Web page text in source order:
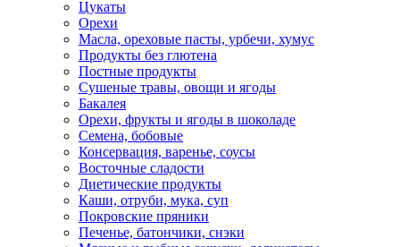
Цукаты
Орехи
Масла, ореховые пасты, урбечи, хумус
Продукты без глютена
Постные продукты
Сушеные травы, овощи и ягоды
Бакалея
Орехи, фрукты и ягоды в шоколаде
Семена, бобовые
Консервация, варенье, соусы
Восточные сладости
Диетические продукты
Каши, отруби, мука, суп
Покровские пряники
Печенье, батончики, снэки